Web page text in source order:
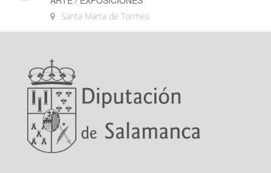
Santa Marta de Tormes